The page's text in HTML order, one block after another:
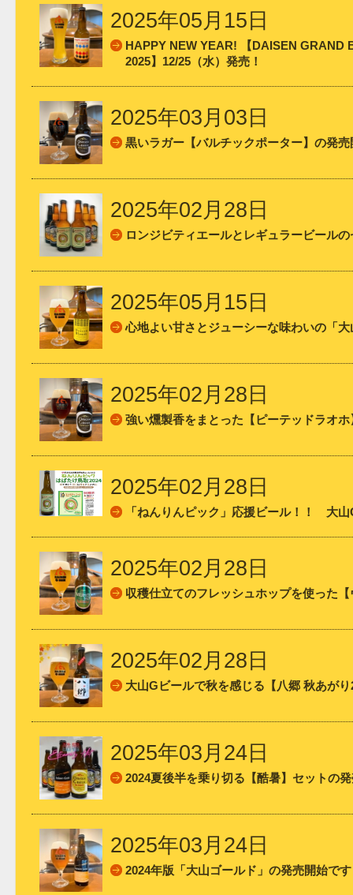
2025年05月15日
HAPPY NEW YEAR! 【DAISEN GRAND
2025】12/25（水）発売！
2025年03月03日
黒いラガー【バルチックポーター】の発
2025年02月28日
ロンジビティエールとレギュラービール
2025年05月15日
心地よい甘さとジューシーな味わいの「
2025年02月28日
強い燻製香をまとった【ピーテッドラオ
2025年02月28日
「ねんりんピック」応援ビール！！ 大
2025年02月28日
収穫仕立てのフレッシュホップを使った
2025年02月28日
大山Gビールで秋を感じる【八郷 秋あが
2025年03月24日
2024夏後半を乗り切る【酷暑】セットの
2025年03月24日
2024年版「大山ゴールド」の発売開始で